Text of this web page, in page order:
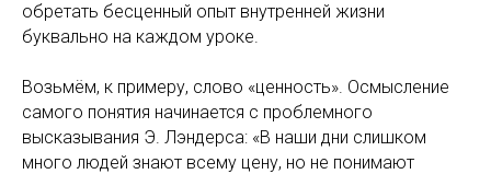
обретать бесценный опыт внутренней жизни
буквально на каждом уроке.
Возьмём, к примеру, слово «ценность». Осмысление
самого понятия начинается с проблемного
высказывания Э. Лэндерса: «В наши дни слишком
много людей знают всему цену, но не понимают